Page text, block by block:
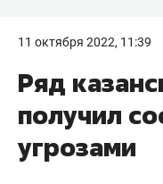
11 октября 2022, 11:39
Ряд
получил
угрозами